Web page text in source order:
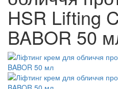
HSR Lifting
BABOR 50